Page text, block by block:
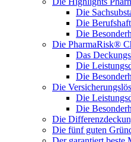
Die
Die
Die
Die PharmaRisk®
Das
Die
Die
Die
Die
Die
Die
Die fünf guten